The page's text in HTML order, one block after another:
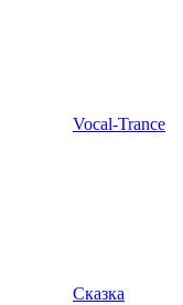
Vocal-Trance
Сказка